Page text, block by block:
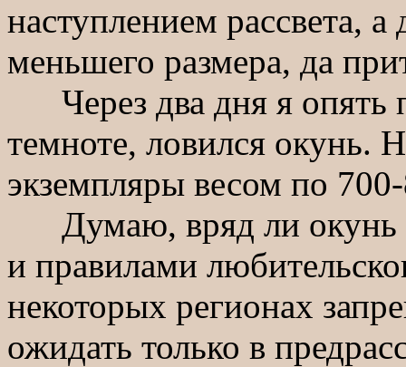
наступлением рассвета,
меньшего размера, да
Через два дня я опять
темноте, ловился окунь.
экземпляры весом по
Думаю, вряд ли окунь
и правилами
некоторых регионах
ожидать только в